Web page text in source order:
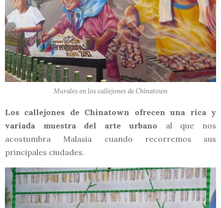
Murales en los callejones de Chinatown
Los callejones de Chinatown ofrecen una rica y
variada muestra del arte urbano al que nos
acostumbra Malasia cuando recorremos sus
principales ciudades.